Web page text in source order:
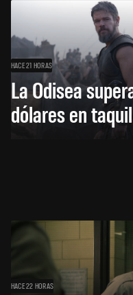
HACE 21 HORAS
La Odisea
dólares en
HACE 22 HORAS